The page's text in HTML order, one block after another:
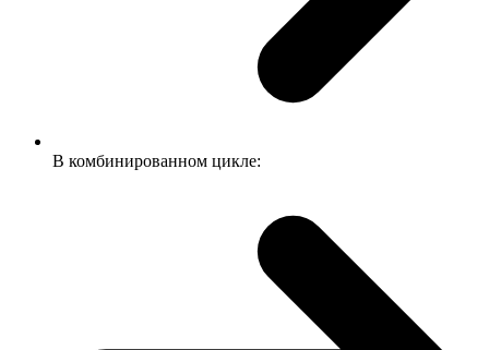
В комбинированном цикле: